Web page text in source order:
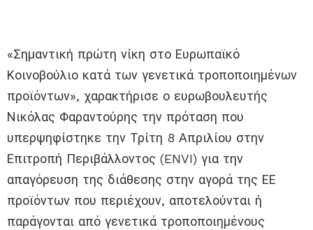
«Σημαντική πρώτη νίκη στο Ευρωπαϊκό
Κοινοβούλιο κατά των γενετικά τροποποιημένων
προϊόντων», χαρακτήρισε ο ευρωβουλευτής
Νικόλας Φαραντούρης την πρόταση που
υπερψηφίστηκε την Τρίτη 8 Απριλίου στην
Επιτροπή Περιβάλλοντος (ENVI) για την
απαγόρευση της διάθεσης στην αγορά της ΕΕ
προϊόντων που περιέχουν, αποτελούνται ή
παράγονται από γενετικά τροποποιημένους